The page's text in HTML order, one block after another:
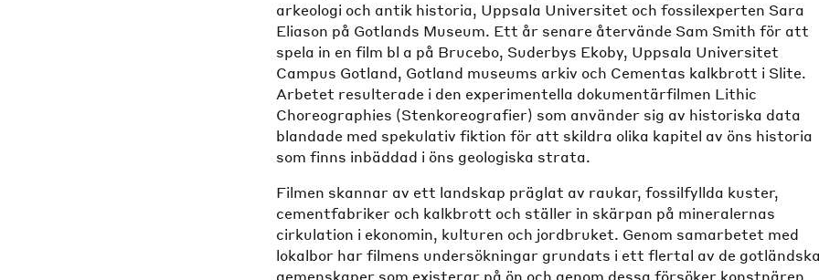
arkeologi och antik historia, Uppsala Universitet och fossilexperten Sara
Eliason på Gotlands Museum. Ett år senare återvände Sam Smith för att
spela in en film bl a på Brucebo, Suderbys Ekoby, Uppsala Universitet
Campus Gotland, Gotland museums arkiv och Cementas kalkbrott i Slite.
Arbetet resulterade i den experimentella dokumentärfilmen Lithic
Choreographies (Stenkoreografier) som använder sig av historiska data
blandade med spekulativ fiktion för att skildra olika kapitel av öns historia
som finns inbäddad i öns geologiska strata.
Filmen skannar av ett landskap präglat av raukar, fossilfyllda kuster,
cementfabriker och kalkbrott och ställer in skärpan på mineralernas
cirkulation i ekonomin, kulturen och jordbruket. Genom samarbetet med
lokalbor har filmens undersökningar grundats i ett flertal av de
gemenskaper som existerar på ön och genom dessa försöker konstnären